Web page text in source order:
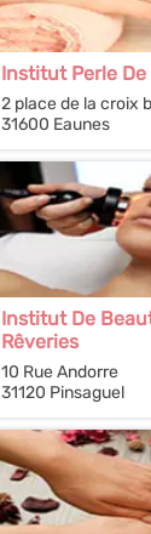
Institut Perle De
2 place de la croix
31600 Eaunes
Institut De
Rêveries
10 Rue Andorre
31120 Pinsaguel